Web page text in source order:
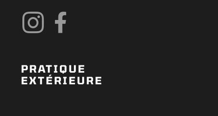
PRATIQUE
EXTÉRIEURE